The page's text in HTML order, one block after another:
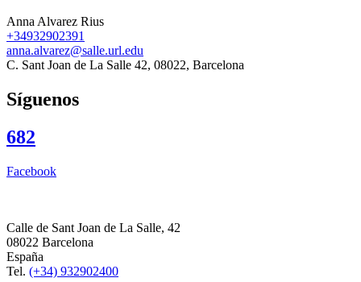
Anna Alvarez Rius
+34932902391
anna.alvarez@salle.url.edu
C. Sant Joan de La Salle 42, 08022, Barcelona
Síguenos
682
Facebook
Calle de Sant Joan de La Salle, 42
08022 Barcelona
España
Tel. (+34) 932902400